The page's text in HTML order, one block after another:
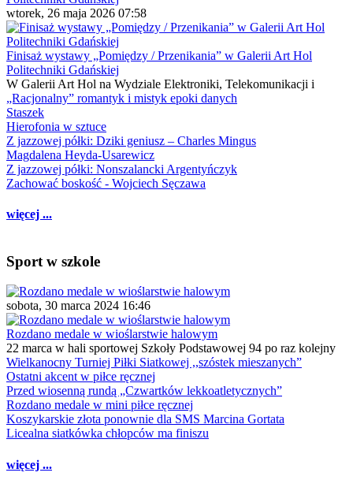
wtorek, 26 maja 2026 07:58
Finisaż wystawy „Pomiędzy / Przenikania” w Galerii Art Hol
Politechniki Gdańskiej
W Galerii Art Hol na Wydziale Elektroniki, Telekomunikacji i
„Racjonalny” romantyk i mistyk epoki danych
Staszek
Hierofonia w sztuce
Z jazzowej półki: Dziki geniusz – Charles Mingus
Magdalena Heyda-Usarewicz
Z jazzowej półki: Nonszalancki Argentyńczyk
Zachować boskość - Wojciech Sęczawa
więcej ...
Sport w szkole
sobota, 30 marca 2024 16:46
Rozdano medale w wioślarstwie halowym
22 marca w hali sportowej Szkoły Podstawowej 94 po raz kolejny
Wielkanocny Turniej Piłki Siatkowej ,,szóstek mieszanych”
Ostatni akcent w piłce ręcznej
Przed wiosenną rundą „Czwartków lekkoatletycznych”
Rozdano medale w mini piłce ręcznej
Koszykarskie złota ponownie dla SMS Marcina Gortata
Licealna siatkówka chłopców ma finiszu
więcej ...